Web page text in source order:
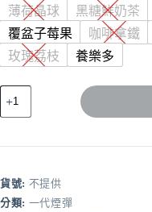
薄荷晶球 黑糖鮮奶茶
覆盆子莓果
咖啡拿鐵
玫瑰荔枝
養樂多
🍭
EMANI
依
顆
裝/
貨號: 不提供
分類: 一代煙彈